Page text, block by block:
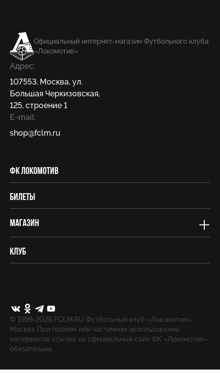
Официальный интернет-магазин Футбольного клуба
«Локомотив»
Адрес:
107553, Москва, ул.
Большая Черкизовская,
125, строение 1
E-mail:
shop@fсlm.ru
ФК Локомотив
Билеты
Магазин
Клуб
© 1999-2026 FCLM.RU Футбольный клуб «Локомотив»,
Москва При полном или частичном использовании
материалов ссылка на официальный сайт ФК «Локомотив»
обязательна.